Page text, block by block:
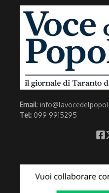
Email:
Tel: 099 9915295